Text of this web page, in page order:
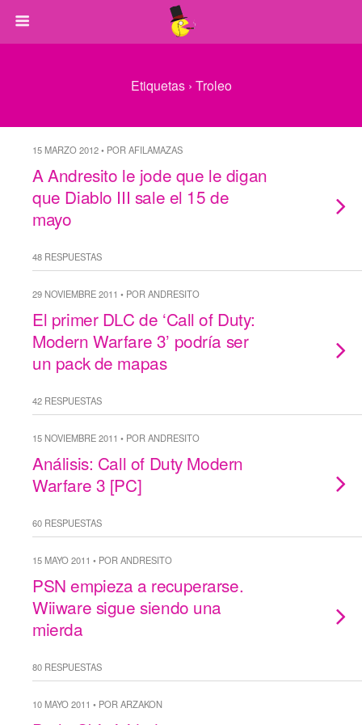
Etiquetas › Troleo
15 MARZO 2012 • POR AFILAMAZAS
A Andresito le jode que le digan
que Diablo III sale el 15 de
mayo
48 RESPUESTAS
29 NOVIEMBRE 2011 • POR ANDRESITO
El primer DLC de ‘Call of Duty:
Modern Warfare 3’ podría ser
un pack de mapas
42 RESPUESTAS
15 NOVIEMBRE 2011 • POR ANDRESITO
Análisis: Call of Duty Modern
Warfare 3 [PC]
60 RESPUESTAS
15 MAYO 2011 • POR ANDRESITO
PSN empieza a recuperarse.
Wiiware sigue siendo una
mierda
80 RESPUESTAS
10 MAYO 2011 • POR ARZAKON